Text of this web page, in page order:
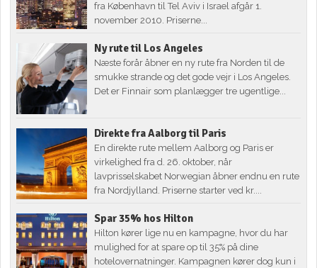
fra København til Tel Aviv i Israel afgår 1.
november 2010. Priserne...
Ny rute til Los Angeles
Næste forår åbner en ny rute fra Norden til de
smukke strande og det gode vejr i Los Angeles.
Det er Finnair som planlægger tre ugentlige...
Direkte fra Aalborg til Paris
En direkte rute mellem Aalborg og Paris er
virkelighed fra d. 26. oktober, når
lavprisselskabet Norwegian åbner endnu en rute
fra Nordjylland. Priserne starter ved kr....
Spar 35% hos Hilton
Hilton kører lige nu en kampagne, hvor du har
mulighed for at spare op til 35% på dine
hotelovernatninger. Kampagnen kører dog kun i